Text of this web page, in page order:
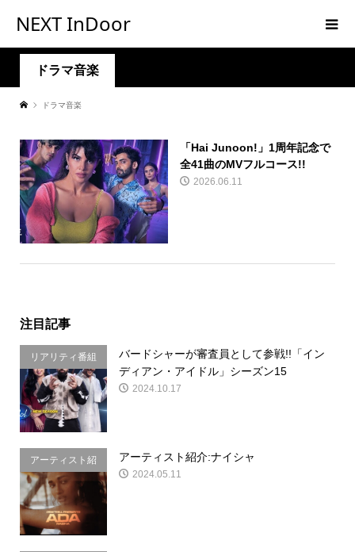
NEXT InDoor
ドラマ音楽
ドラマ音楽
「Hai Junoon!」1周年記念で
全41曲のMVフルコース!!
2026.06.11
注目記事
リアリティ番組
バードシャーが審査員として参戦!!「イン
ディアン・アイドル」シーズン15
2024.10.17
アーティスト紹
介
アーティスト紹介:ナイシャ
2024.05.11